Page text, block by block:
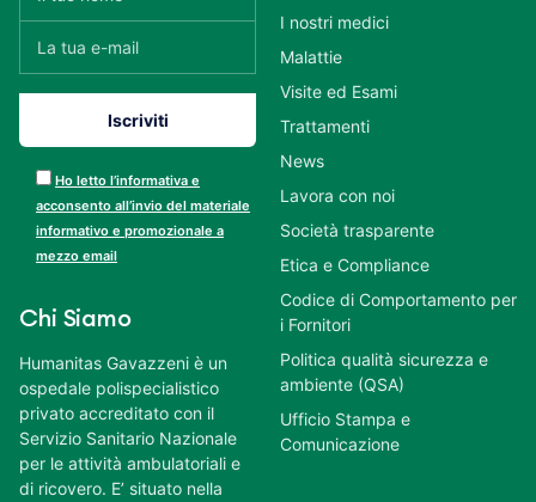
Ho letto l’informativa e
acconsento all’invio del materiale
informativo e promozionale a
mezzo email
Chi Siamo
Humanitas Gavazzeni è un
ospedale polispecialistico
privato accreditato con il
Servizio Sanitario Nazionale
per le attività ambulatoriali e
di ricovero. E’ situato nella
I nostri medici
Malattie
Visite ed Esami
Trattamenti
News
Lavora con noi
Società trasparente
Etica e Compliance
Codice di Comportamento per
i Fornitori
Politica qualità sicurezza e
ambiente (QSA)
Ufficio Stampa e
Comunicazione